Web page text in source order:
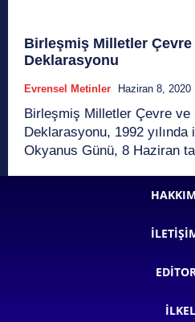
Birleşmiş Milletler Çevre
Deklarasyonu
Evrensel Metinler Haziran 8, 2020
Birleşmiş Milletler Çevre ve
Deklarasyonu, 1992 yılında ilan
Okyanus Günü, 8 Haziran